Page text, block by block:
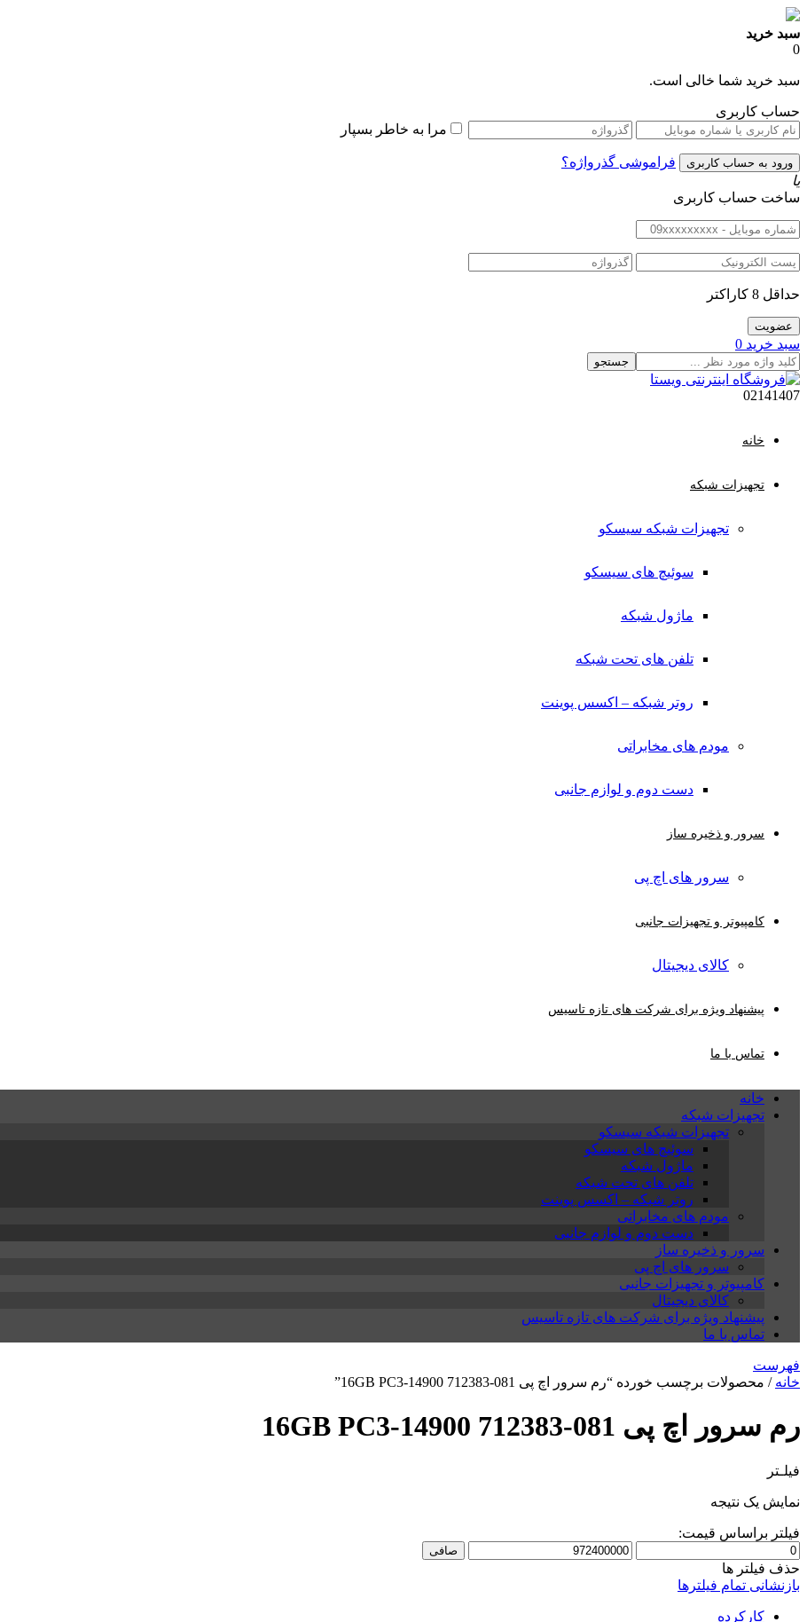
سبد خرید
0
سبد خرید شما خالی است.
حساب کاربری
مرا به خاطر بسپار
فراموشی گذرواژه؟
یا
ساخت حساب کاربری
حداقل 8 کاراکتر
سبد خرید 0
جستجو
02141407
خانه
تجهیزات شبکه
تجهیزات شبکه سیسکو
سوئیچ های سیسکو
ماژول شبکه
تلفن های تحت شبکه
روتر شبکه – اکسس پوینت
مودم های مخابراتی
دست دوم و لوازم جانبی
سرور و ذخیره ساز
سرور های اچ پی
کامپیوتر و تجهیزات جانبی
کالای دیجیتال
پیشنهاد ویژه برای شرکت های تازه تاسیس
تماس با ما
خانه
تجهیزات شبکه
تجهیزات شبکه سیسکو
سوئیچ های سیسکو
ماژول شبکه
تلفن های تحت شبکه
روتر شبکه – اکسس پوینت
مودم های مخابراتی
دست دوم و لوازم جانبی
سرور و ذخیره ساز
سرور های اچ پی
کامپیوتر و تجهیزات جانبی
کالای دیجیتال
پیشنهاد ویژه برای شرکت های تازه تاسیس
تماس با ما
فهرست
خانه / محصولات برچسب خورده “رم سرور اچ پی 16GB PC3-14900 712383-081”
رم سرور اچ پی 16GB PC3-14900 712383-081
فیلـتر
نمایش یک نتیجه
فیلتر براساس قیمت:
حداقل
قیمت
حداكثر
صافی
حذف فیلتر ها
بازنشانی تمام فیلترها
کارکرده